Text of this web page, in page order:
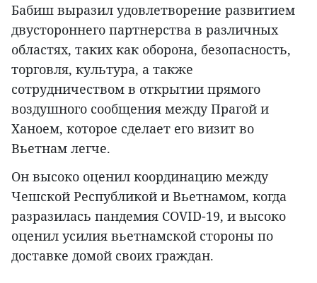
Бабиш выразил удовлетворение развитием
двустороннего партнерства в различных
областях, таких как оборона, безопасность,
торговля, культура, а также
сотрудничеством в открытии прямого
воздушного сообщения между Прагой и
Ханоем, которое сделает его визит во
Вьетнам легче.
Он высоко оценил координацию между
Чешской Республикой и Вьетнамом, когда
разразилась пандемия COVID-19, и высоко
оценил усилия вьетнамской стороны по
доставке домой своих граждан.